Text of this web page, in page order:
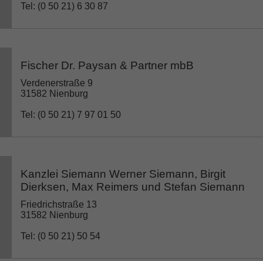
Tel: (0 50 21) 6 30 87
Fischer Dr. Paysan & Partner mbB
Verdenerstraße 9
31582 Nienburg
Tel: (0 50 21) 7 97 01 50
Kanzlei Siemann Werner Siemann, Birgit
Dierksen, Max Reimers und Stefan Siemann
Friedrichstraße 13
31582 Nienburg
Tel: (0 50 21) 50 54